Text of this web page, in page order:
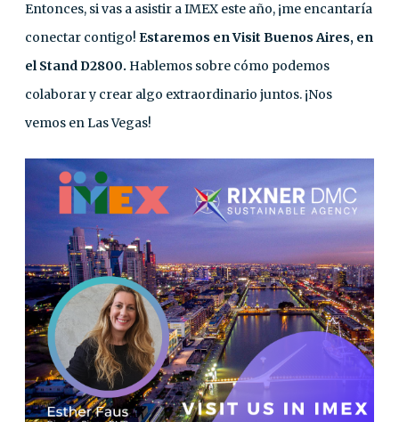
Entonces, si vas a asistir a IMEX este año, ¡me encantaría
conectar contigo! Estaremos en Visit Buenos Aires, en
el Stand D2800. Hablemos sobre cómo podemos
colaborar y crear algo extraordinario juntos. ¡Nos
vemos en Las Vegas!